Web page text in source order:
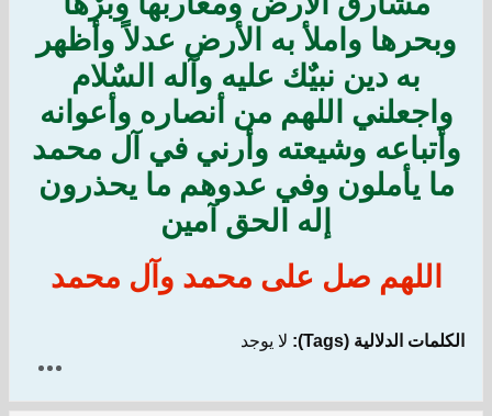
وبحرها واملأ به الأرض عدلاً وأظهر
به دين نبيٌك عليه وآله السٌلام
واجعلني اللهم من أنصاره وأعوانه
وأتباعه وشيعته وأرني في آل محمد
ما يأملون وفي عدوهم ما يحذرون
إله الحق آمين
اللهم صل على محمد وآل محمد
الكلمات الدلالية (Tags): لا يوجد